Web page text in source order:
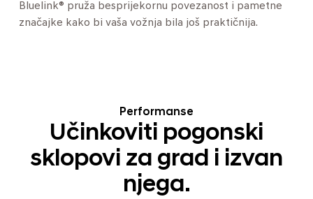
Bluelink® pruža besprijekornu povezanost i pametne
značajke kako bi vaša vožnja bila još praktičnija.
Performanse
Učinkoviti pogonski
sklopovi za grad i izvan
njega.